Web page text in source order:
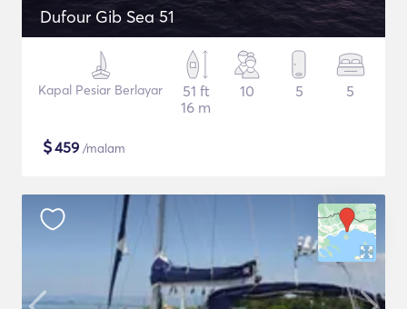
Dufour Gib Sea 51
Kapal Pesiar Berlayar
51 ft
16 m
10 5 5
$459 /malam